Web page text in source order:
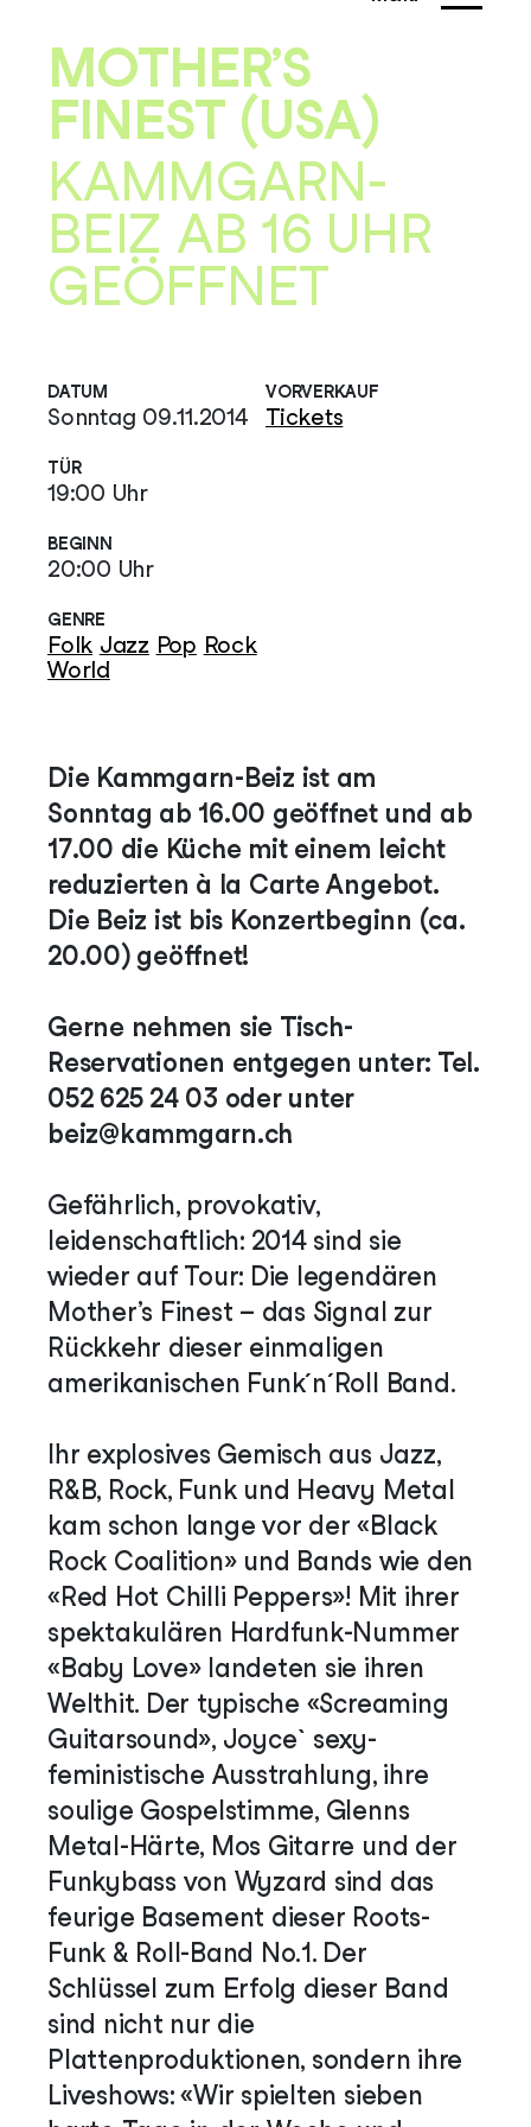
MOTHER’S
FINEST (USA)
KAMMGARN-
BEIZ AB 16 UHR
GEÖFFNET
DATUM
Sonntag 09.11.2014
TÜR
19:00 Uhr
BEGINN
20:00 Uhr
GENRE
Folk Jazz Pop Rock
World
VORVERKAUF
Tickets
Die Kammgarn-Beiz ist am
Sonntag ab 16.00 geöffnet und ab
17.00 die Küche mit einem leicht
reduzierten à la Carte Angebot.
Die Beiz ist bis Konzertbeginn (ca.
20.00) geöffnet!
Gerne nehmen sie Tisch-
Reservationen entgegen unter: Tel.
052 625 24 03 oder unter
beiz@kammgarn.ch
Gefährlich, provokativ,
leidenschaftlich: 2014 sind sie
wieder auf Tour: Die legendären
Mother’s Finest – das Signal zur
Rückkehr dieser einmaligen
amerikanischen Funk´n´Roll Band.
Ihr explosives Gemisch aus Jazz,
R&B, Rock, Funk und Heavy Metal
kam schon lange vor der «Black
Rock Coalition» und Bands wie den
«Red Hot Chilli Peppers»! Mit ihrer
spektakulären Hardfunk-Nummer
«Baby Love» landeten sie ihren
Welthit. Der typische «Screaming
Guitarsound», Joyce` sexy-
feministische Ausstrahlung, ihre
soulige Gospelstimme, Glenns
Metal-Härte, Mos Gitarre und der
Funkybass von Wyzard sind das
feurige Basement dieser Roots-
Funk & Roll-Band No.1. Der
Schlüssel zum Erfolg dieser Band
sind nicht nur die
Plattenproduktionen, sondern ihre
Liveshows: «Wir spielten sieben